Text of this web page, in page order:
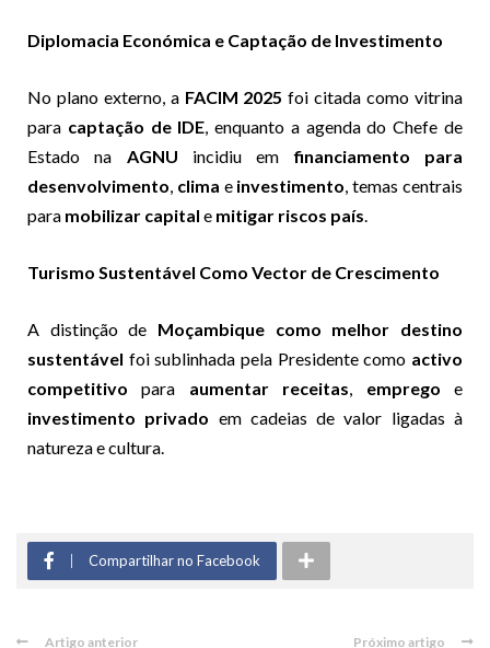
Diplomacia Económica e Captação de Investimento
No plano externo, a FACIM 2025 foi citada como vitrina
para captação de IDE, enquanto a agenda do Chefe de
Estado na AGNU incidiu emfinanciamento para
desenvolvimento, clima e investimento, temas centrais
para mobilizar capital e mitigar riscos país.
Turismo Sustentável Como Vector de Crescimento
A distinção de Moçambique como melhor destino
sustentável foi sublinhada pela Presidente como activo
competitivo para aumentar receitas, emprego e
investimento privado em cadeias de valor ligadas à
natureza e cultura.
Compartilhar no Facebook
Artigo anterior Próximo artigo